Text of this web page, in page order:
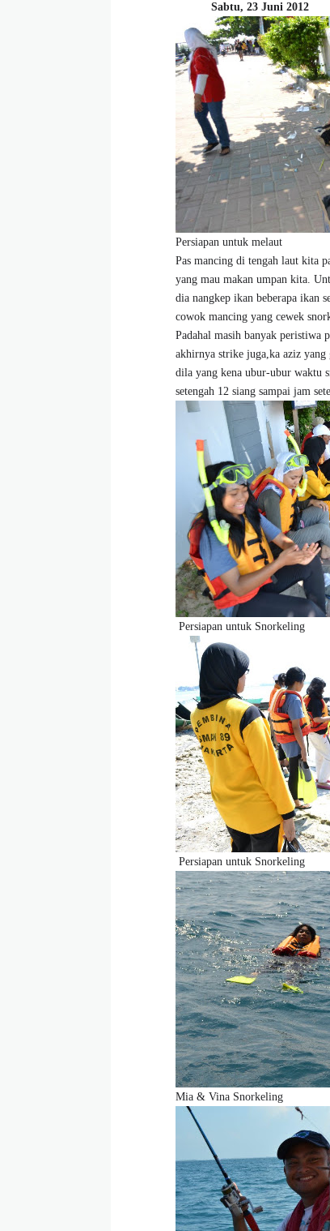
Sabtu, 23 Juni 2012
Persiapan untuk melaut
Pas mancing di tengah laut kita
yang mau makan umpan kita.
dia nangkep ikan beberapa ikan
cowok mancing yang cewek
Padahal masih banyak peristiwa
akhirnya strike juga,ka aziz yang
dila yang kena ubur-ubur waktu
setengah 12 siang sampai jam
Persiapan untuk Snorkeling
Persiapan untuk Snorkeling
Mia & Vina Snorkeling